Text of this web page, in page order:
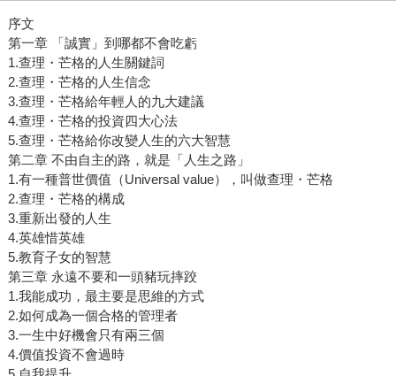
序文
第一章 「誠實」到哪都不會吃虧
1.查理・芒格的人生關鍵詞
2.查理・芒格的人生信念
3.查理・芒格給年輕人的九大建議
4.查理・芒格的投資四大心法
5.查理・芒格給你改變人生的六大智慧
第二章 不由自主的路，就是「人生之路」
1.有一種普世價值（Universal value），叫做查理・芒格
2.查理・芒格的構成
3.重新出發的人生
4.英雄惜英雄
5.教育子女的智慧
第三章 永遠不要和一頭豬玩摔跤
1.我能成功，最主要是思維的方式
2.如何成為一個合格的管理者
3.一生中好機會只有兩三個
4.價值投資不會過時